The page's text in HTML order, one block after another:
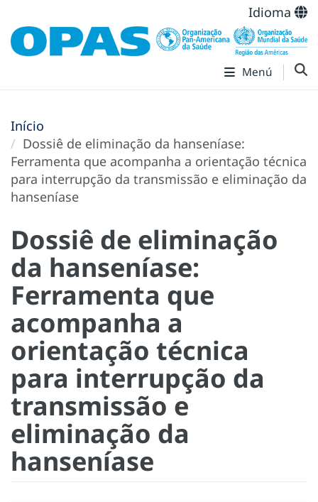
Idioma
Menú
Início
Dossiê de eliminação da hanseníase:
Ferramenta que acompanha a orientação técnica
para interrupção da transmissão e eliminação da
hanseníase
Dossiê de eliminação
da hanseníase:
Ferramenta que
acompanha a
orientação técnica
para interrupção da
transmissão e
eliminação da
hanseníase